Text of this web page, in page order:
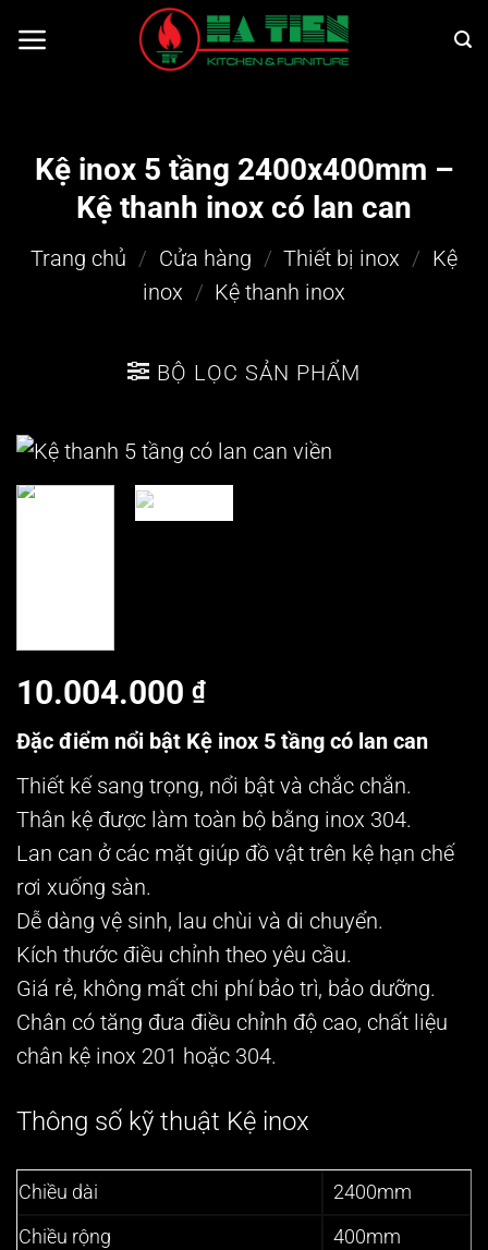
qua
Kệ inox 5 tầng 2400x400mm –
Kệ thanh inox có lan can
Trang chủ / Cửa hàng / Thiết bị inox / Kệ
inox / Kệ thanh inox
BỘ LỌC SẢN PHẨM
10.004.000 ₫
Đặc điểm nổi bật Kệ inox 5 tầng có lan can
Thiết kế sang trọng, nổi bật và chắc chắn.
Thân kệ được làm toàn bộ bằng inox 304.
Lan can ở các mặt giúp đồ vật trên kệ hạn chế
rơi xuống sàn.
Dễ dàng vệ sinh, lau chùi và di chuyển.
Kích thước điều chỉnh theo yêu cầu.
Giá rẻ, không mất chi phí bảo trì, bảo dưỡng.
Chân có tăng đưa điều chỉnh độ cao, chất liệu
chân kệ inox 201 hoặc 304.
Thông số kỹ thuật Kệ inox
Chiều dài 2400mm
Chiều rộng 400mm